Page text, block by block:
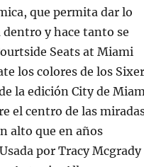
que permita dar lo
y hace tanto se
Seats at Miami
los colores de los
la edición City de
el centro de las
alto que en años
por Tracy Mcgrady